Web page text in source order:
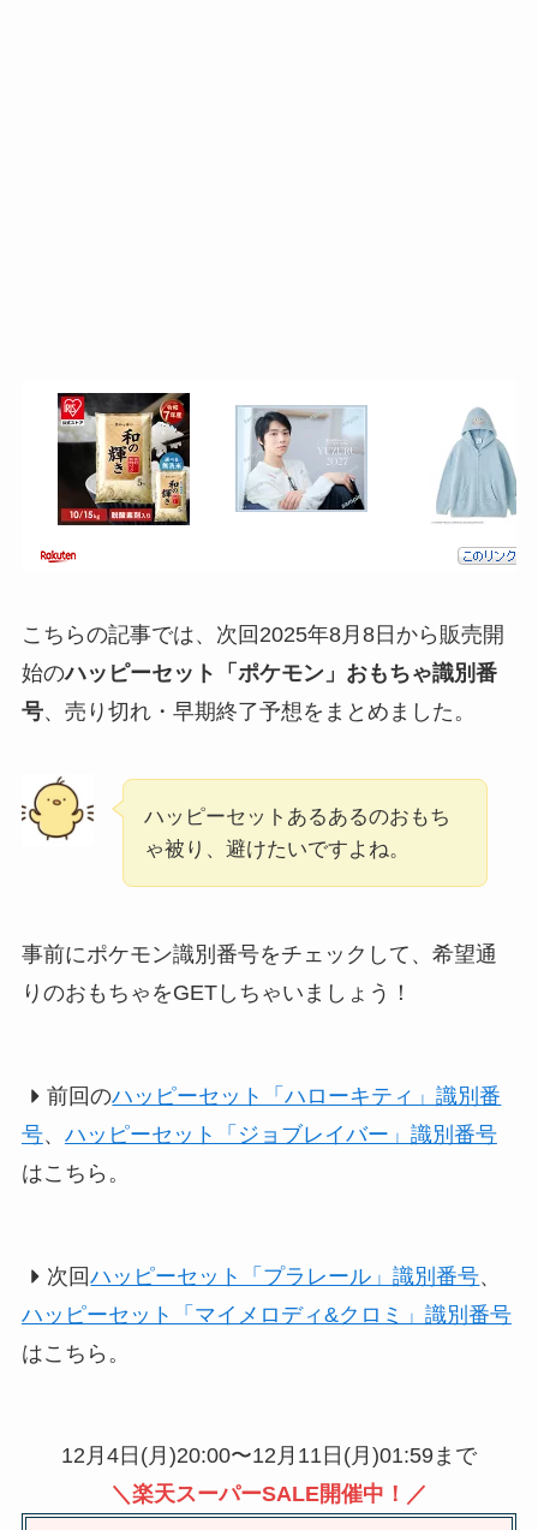
こちらの記事では、次回2025年8月8日から販売開
始のハッピーセット「ポケモン」おもちゃ識別番
号、売り切れ・早期終了予想をまとめました。
ハッピーセットあるあるのおもち
ゃ被り、避けたいですよね。
事前にポケモン識別番号をチェックして、希望通
りのおもちゃをGETしちゃいましょう！
前回のハッピーセット「ハローキティ」識別番
号、 ハッピーセット「ジョブレイバー」識別番号
はこちら。
次回ハッピーセット「プラレール」識別番号、
ハッピーセット「マイメロディ&クロミ」識別番号
はこちら。
12月4日(月)20:00〜12月11日(月)01:59まで
＼楽天スーパーSALE開催中！／